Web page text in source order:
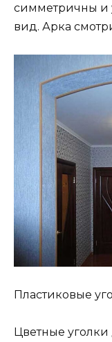
симметричны и
вид. Арка
Пластиковые
Цветные уголки